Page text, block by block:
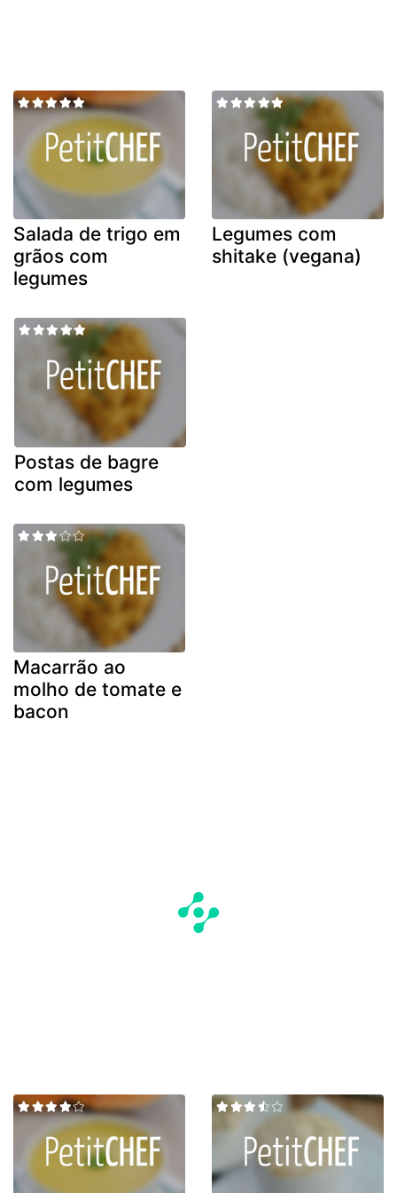
Salada de trigo em
grãos com
legumes
Legumes com
shitake (vegana)
Postas de bagre
com legumes
Macarrão ao
molho de tomate e
bacon